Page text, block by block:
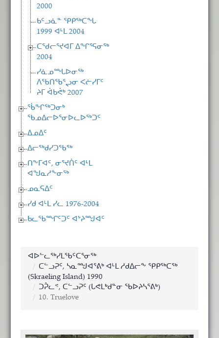
2000
ᑲᑦᓗᓈᓐ ᕿᑭᖅᑕᖓ
1999 ᐊᒻᒪ 2004
ᑕᖁᓕᕐᔪᐊᒥ ᐃᖏᕐᕋᓂᖅ
2004
ᓯᓈᓄᙵᐅᓂᖅ
ᐱᖃᑎᖃᕐᖢᓂ ᐸᓖᓯᒥᑦ
ᔨᒥ ᐋᑲᕚᒃ 2007
ᖄᖏᖅᑐᓂᒃ
ᖃᓄᐃᓕᐅᕐᓂᐅᓚᐅᖅᑐᑦ
ᐃᓄᐃᑦ
ᐃᓕᖅᑯᓯᑐᖃᖅ
ᑎᖕᒥᐊᑦ, ᓂᕐᔪᑏᑦ ᐊᒻᒪ
ᐊᖑᓇᓱᖕᓂᖅ
ᓄᓇᕋᐃᑦ
ᓯᑯ ᐊᒻᒪ ᓯᓚ 1976-2004
ᑲᓚᖃᙱᑦᑐᑦ ᐊᔾᔨᙳᐊᑦ
ᐊᐅᓪᓚᖅᓯᒪᖃᑦᑕᕐᓂᖅ
ᑕᓪᓗᕈᑦ, ᓴᓇᙳᐊᕐᕕᒃ ᐊᒻᒪ ᓱᑯᐃᓕᖕ ᕿᑭᖅᑕᖅ
(Skraeling Island) 1990
ᑐᕉᓚᕝ, ᑕᓪᓗᕈᑦ (ᒐᕙᒪᒃᑯᓐᓂ ᖃᐅᔨᓴᕐᕕᒃ)
10. Truelove